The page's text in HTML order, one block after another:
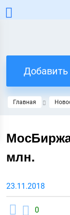
Главная
млн.
23.11.2018
0